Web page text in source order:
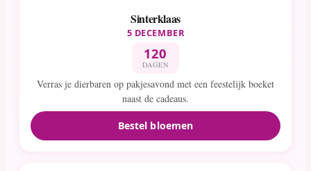
Sinterklaas
5 DECEMBER
120
DAGEN
Verras je dierbaren op pakjesavond met een feestelijk boeket
naast de cadeaus.
Bestel bloemen